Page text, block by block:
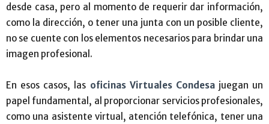
desde casa, pero al momento de requerir dar información,
como la dirección, o tener una junta con un posible cliente,
no se cuente con los elementos necesarios para brindar una
imagen profesional.
En esos casos, las oficinas Virtuales Condesajuegan un
papel fundamental, al proporcionar servicios profesionales,
como una asistente virtual, atención telefónica, tener una